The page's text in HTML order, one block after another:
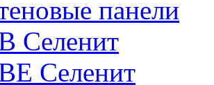
панели
Селенит
Селенит